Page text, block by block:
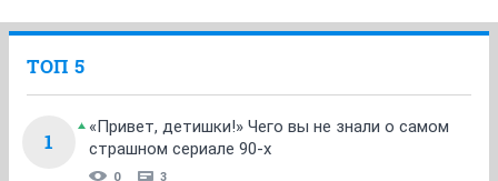
ТОП 5
1
«Привет, детишки!» Чего вы не знали о самом
страшном сериале 90-х
0 3